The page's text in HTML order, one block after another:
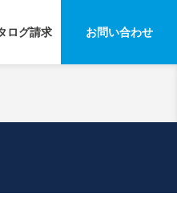
ログ請求 お問い合わせ